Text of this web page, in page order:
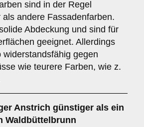
sind in der Regel
als andere Fassadenfarben.
Abdeckung und sind für
geeignet. Allerdings
widerstandsfähig gegen
wie teurere Farben, wie z.
Anstrich günstiger als ein
Waldbüttelbrunn